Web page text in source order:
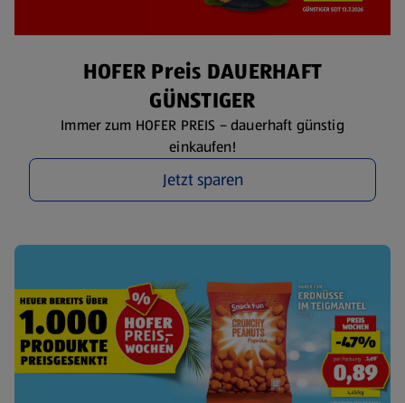
HOFER Preis DAUERHAFT
GÜNSTIGER
Immer zum HOFER PREIS – dauerhaft günstig
einkaufen!
Jetzt sparen